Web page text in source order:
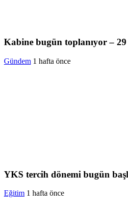
Kabine bugün toplanıyor – 29
Gündem 1 hafta önce
YKS tercih dönemi bugün
Eğitim 1 hafta önce